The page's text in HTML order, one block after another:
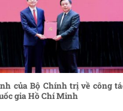
của Bộ Chính trị về công
gia Hồ Chí Minh